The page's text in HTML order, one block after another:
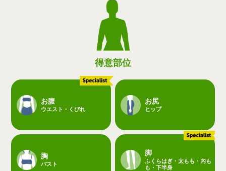
得意部位
お腹
ウエスト・くびれ
お尻
ヒップ
胸
バスト
脚
ふくらはぎ・太もも・内も
も・下半身